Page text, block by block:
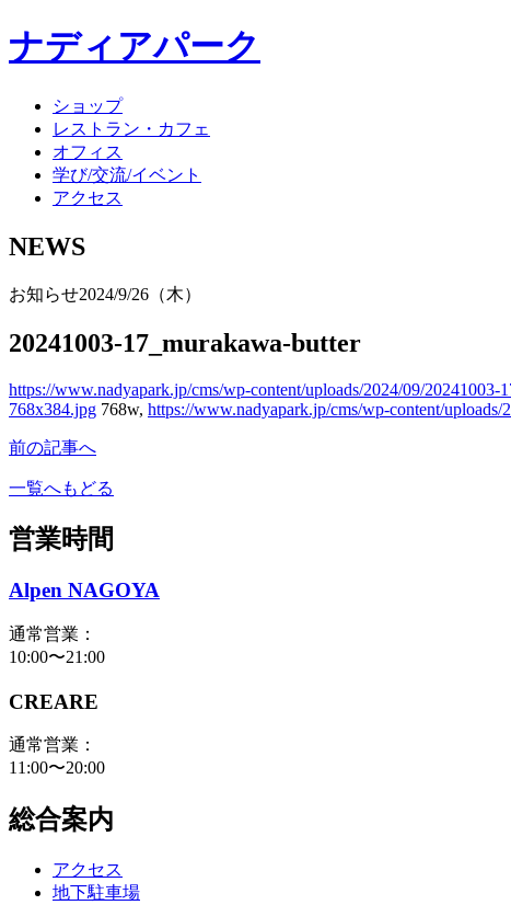
ナディアパーク
ショップ
レストラン・カフェ
オフィス
学び/交流/イベント
アクセス
NEWS
お知らせ2024/9/26（木）
20241003-17_murakawa-butter
https://www.nadyapark.jp/cms/wp-content/uploads/2024/09/20241003-
768x384.jpg 768w, https://www.nadyapark.jp/cms/wp-content/
前の記事へ
一覧へもどる
営業時間
Alpen NAGOYA
通常営業：
10:00〜21:00
CREARE
通常営業：
11:00〜20:00
総合案内
アクセス
地下駐車場